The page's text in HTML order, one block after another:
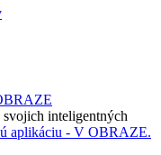
svojich inteligentných
aplikáciu - V OBRAZE.